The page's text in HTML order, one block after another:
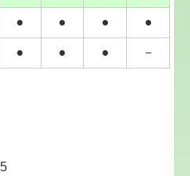
ーミナルケア行っていま
応します
さん
● ● ● ●
● ● ● －